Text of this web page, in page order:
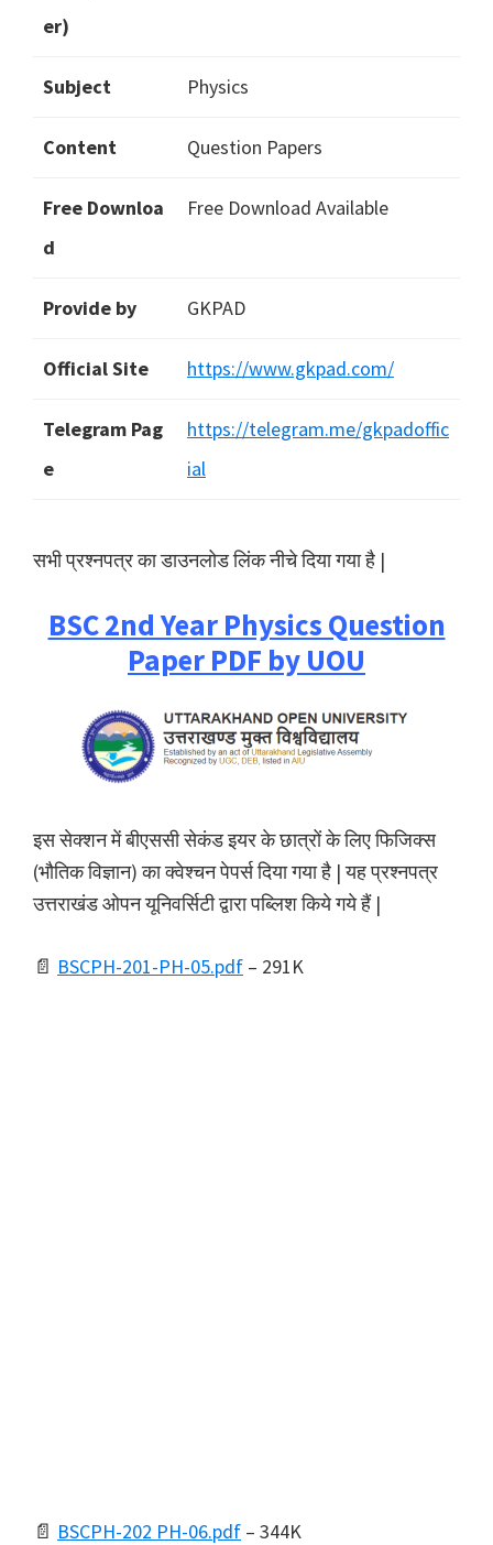
er)
Subject Physics
Content Question Papers
Free Downloa
d
Free Download Available
Provide by GKPAD
Official Site https://www.gkpad.com/
Telegram Pag
e
https://telegram.me/gkpadoffic
ial
सभी प्रश्नपत्र का डाउनलोड लिंक नीचे दिया गया है |
BSC 2nd Year Physics Question
Paper PDF by UOU
इस सेक्शन में बीएससी सेकंड इयर के छात्रों के लिए फिजिक्स
(भौतिक विज्ञान) का क्वेश्चन पेपर्स दिया गया है | यह प्रश्नपत्र
उत्तराखंड ओपन यूनिवर्सिटी द्वारा पब्लिश किये गये हैं |
📄 BSCPH-201-PH-05.pdf – 291K
📄 BSCPH-202 PH-06.pdf – 344K